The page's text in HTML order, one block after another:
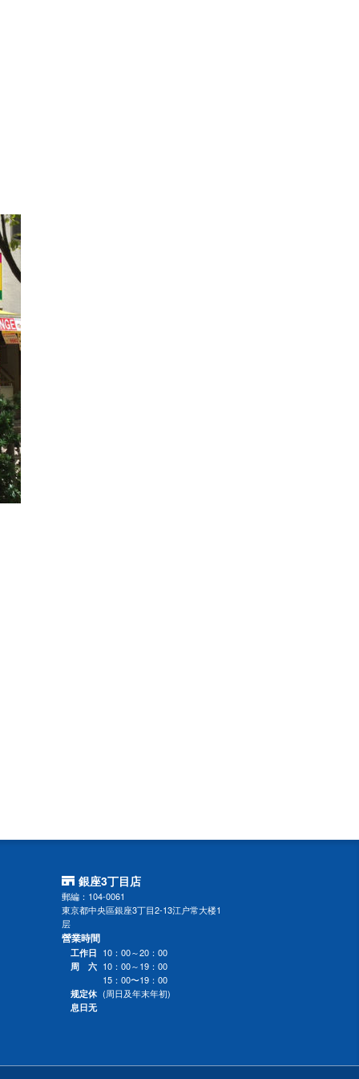
銀座3丁目店
郵編：104-0061
東京都中央區銀座3丁目2-13江户常大楼1
层
營業時間
工作日 10：00～20：00
周 六 10：00～19：00
15：00〜19：00
规定休
息日无
(周日及年末年初)